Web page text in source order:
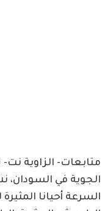
متابعات- الزاوية
الجوية في السودان،
السرعة أحيانا